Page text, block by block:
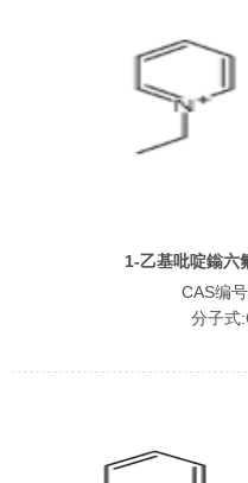
1-乙基吡啶鎓六
CAS编
分子式